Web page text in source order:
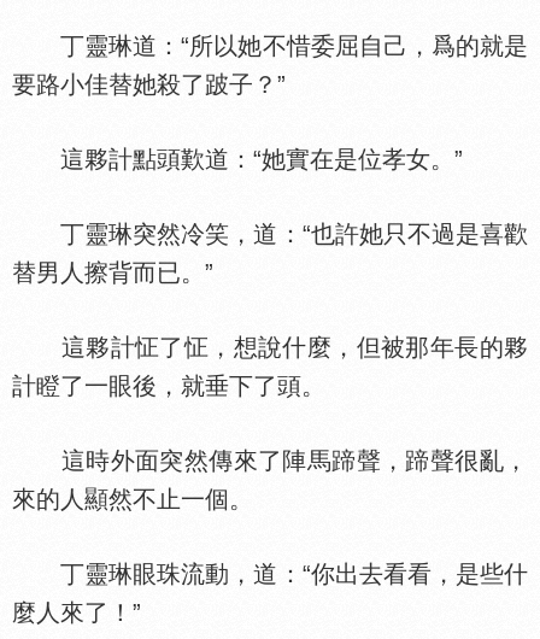
丁靈琳道：“所以她不惜委屈自己，爲的就是
要路小佳替她殺了跛子？”
這夥計點頭歎道：“她實在是位孝女。”
丁靈琳突然冷笑，道：“也許她只不過是喜歡
替男人擦背而已。”
這夥計怔了怔，想說什麼，但被那年長的夥
計瞪了一眼後，就垂下了頭。
這時外面突然傳來了陣馬蹄聲，蹄聲很亂，
來的人顯然不止一個。
丁靈琳眼珠流動，道：“你出去看看，是些什
麼人來了！”